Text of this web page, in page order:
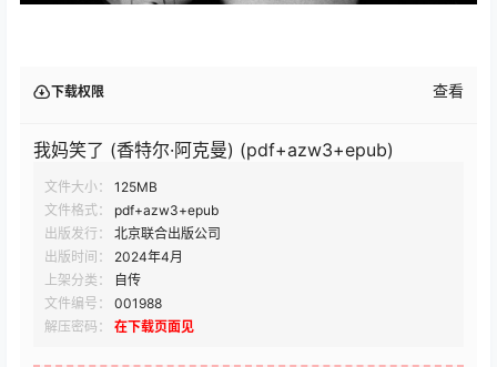
下载权限 查看
我妈笑了 (香特尔·阿克曼) (pdf+azw3+epub)
文件大小：
125MB
文件格式：
pdf+azw3+epub
出版发行：
北京联合出版公司
出版时间：
2024年4月
上架分类：
自传
文件编号：
001988
解压密码：
在下载页面见